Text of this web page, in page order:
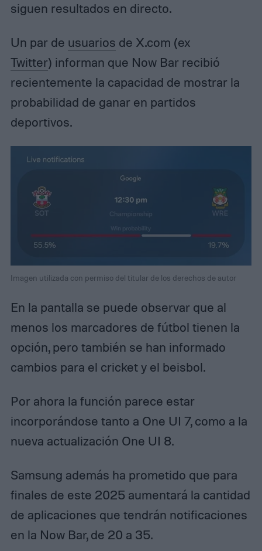
siguen resultados en directo.
Un par de usuarios de X.com (ex
Twitter) informan que Now Bar recibió
recientemente la capacidad de mostrar la
probabilidad de ganar en partidos
deportivos.
Imagen utilizada con permiso del titular de los derechos de autor
En la pantalla se puede observar que al
menos los marcadores de fútbol tienen la
opción, pero también se han informado
cambios para el cricket y el beisbol.
Por ahora la función parece estar
incorporándose tanto a One UI 7, como a la
nueva actualización One UI 8.
Samsung además ha prometido que para
finales de este 2025 aumentará la cantidad
de aplicaciones que tendrán notificaciones
en la Now Bar, de 20 a 35.